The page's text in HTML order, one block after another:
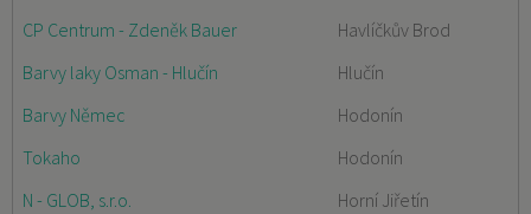
CP Centrum - Zdeněk Bauer
Havlíčkův Brod
Barvy laky Osman - Hlučín
Hlučín
Barvy Němec
Hodonín
Tokaho
Hodonín
N - GLOB, s.r.o.
Horní Jiřetín